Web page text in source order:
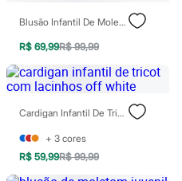
Blusão Infantil De Moletom Minnie E Margarida Vinho
R$ 69,99R$ 99,99
Cardigan Infantil De Tricot Com Lacinhos Off White
+ 3 cores
R$ 59,99R$ 99,99